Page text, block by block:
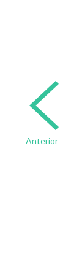
Anterior